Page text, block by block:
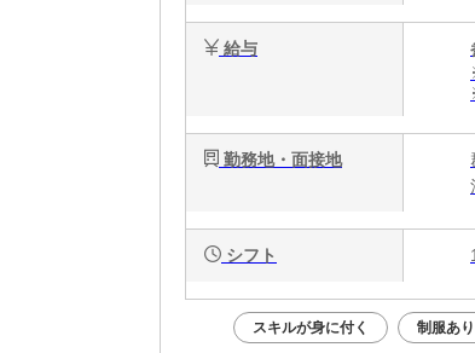
給与
勤務地・面接地
シフト
スキルが身に付く 制服あり